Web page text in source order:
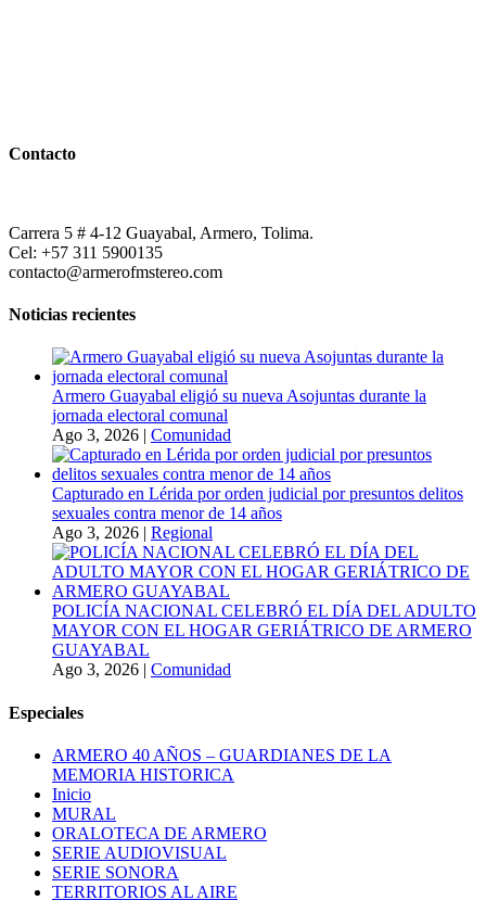
Contacto
Carrera 5 # 4-12 Guayabal, Armero, Tolima.
Cel: +57 311 5900135
contacto@armerofmstereo.com
Noticias recientes
Armero Guayabal eligió su nueva Asojuntas durante la
jornada electoral comunal
Ago 3, 2026 | Comunidad
Capturado en Lérida por orden judicial por presuntos delitos
sexuales contra menor de 14 años
Ago 3, 2026 | Regional
POLICÍA NACIONAL CELEBRÓ EL DÍA DEL ADULTO
MAYOR CON EL HOGAR GERIÁTRICO DE ARMERO
GUAYABAL
Ago 3, 2026 | Comunidad
Especiales
ARMERO 40 AÑOS – GUARDIANES DE LA
MEMORIA HISTORICA
Inicio
MURAL
ORALOTECA DE ARMERO
SERIE AUDIOVISUAL
SERIE SONORA
TERRITORIOS AL AIRE